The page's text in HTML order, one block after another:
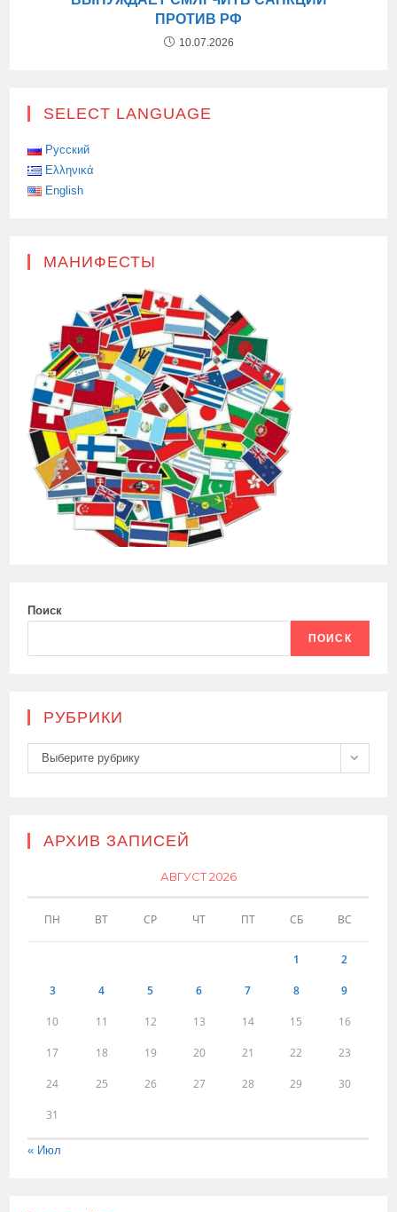
ПРОТИВ РФ
10.07.2026
SELECT LANGUAGE
Русский
Ελληνικά
English
МАНИФЕСТЫ
Поиск
ПОИСК
РУБРИКИ
Рубрики
Выберите рубрику
АРХИВ ЗАПИСЕЙ
АВГУСТ 2026
ПН ВТ СР ЧТ ПТ СБ ВС
1 2
3 4 5 6 7 8 9
10 11 12 13 14 15 16
17 18 19 20 21 22 23
24 25 26 27 28 29 30
31
« Июл